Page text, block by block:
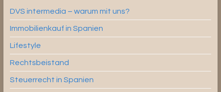
DVS intermedia – warum mit uns?
Immobilienkauf in Spanien
Lifestyle
Rechtsbeistand
Steuerrecht in Spanien